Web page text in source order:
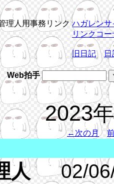
理人用事務リンク ハガレンサ
リンクコ
旧日記
Web拍手
2023
←次の月
人02/06/